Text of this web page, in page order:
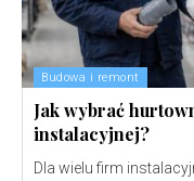
Budowa i remont
Jak wybrać
instalacyjnej?
Dla wielu firm